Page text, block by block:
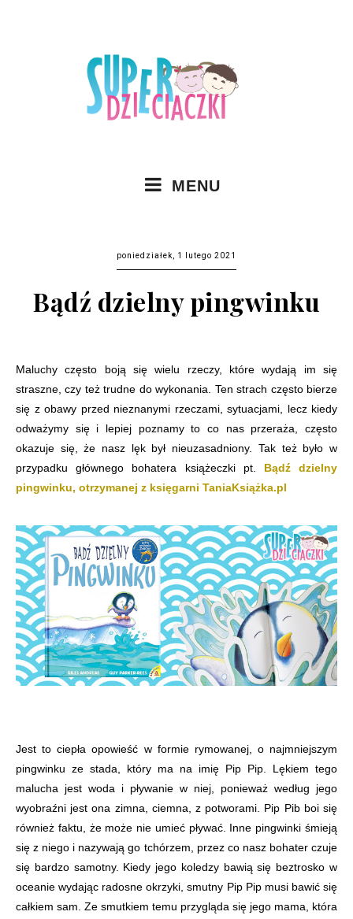
MENU
poniedziałek, 1 lutego 2021
Bądź dzielny pingwinku
Maluchy często boją się wielu rzeczy, które wydają im się
straszne, czy też trudne do wykonania. Ten strach często bierze
się z obawy przed nieznanymi rzeczami, sytuacjami, lecz kiedy
odważymy się i lepiej poznamy to co nas przeraża, często
okazuje się, że nasz lęk był nieuzasadniony. Tak też było w
przypadku głównego bohatera książeczki pt. Bądź dzielny
pingwinku, otrzymanej z księgarni TaniaKsiążka.pl
Jest to ciepła opowieść w formie rymowanej, o najmniejszym
pingwinku ze stada, który ma na imię Pip Pip. Lękiem tego
malucha jest woda i pływanie w niej, ponieważ według jego
wyobraźni jest ona zimna, ciemna, z potworami. Pip Pib boi się
również faktu, że może nie umieć pływać. Inne pingwinki śmieją
się z niego i nazywają go tchórzem, przez co nasz bohater czuje
się bardzo samotny. Kiedy jego koledzy bawią się beztrosko w
oceanie wydając radosne okrzyki, smutny Pip Pip musi bawić się
całkiem sam. Ze smutkiem temu przygląda się jego mama, która